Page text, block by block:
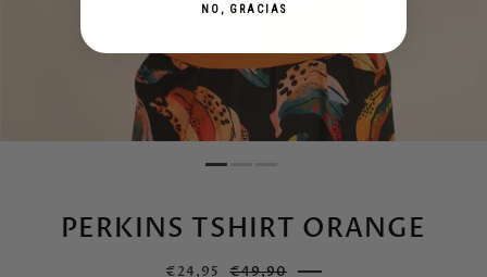
PERKINS TSHIRT ORANGE
€24,95 €49,90
NO, GRACIAS